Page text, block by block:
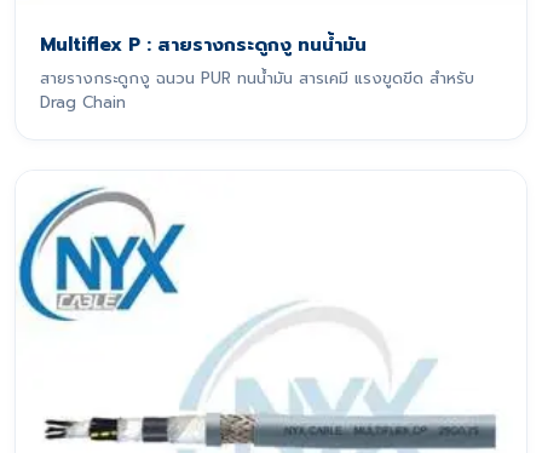
Multiflex P : สายรางกระดูกงู ทนน้ำมัน
สายรางกระดูกงู ฉนวน PUR ทนน้ำมัน สารเคมี แรงขูดขีด สำหรับ
Drag Chain